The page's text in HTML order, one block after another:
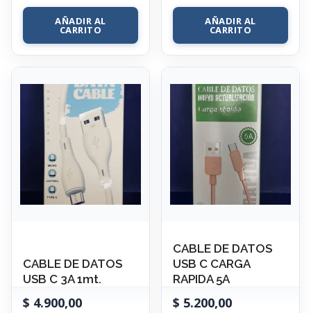
AÑADIR AL
CARRITO
AÑADIR AL
CARRITO
CABLE DE DATOS
USB C 3A 1mt.
$ 4.900,00
CABLE DE DATOS
USB C CARGA
RAPIDA 5A
$ 5.200,00